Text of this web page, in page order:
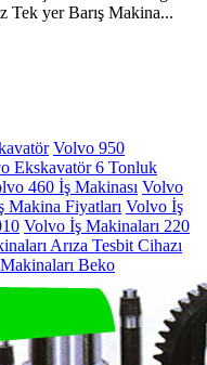
Tek yer Barış Makina...
Volvo 950
Ekskavatör 6 Tonluk
460 İş Makinası Volvo
Makina Fiyatları Volvo İş
Volvo İş Makinaları 220
Arıza Tesbit Cihazı
Beko